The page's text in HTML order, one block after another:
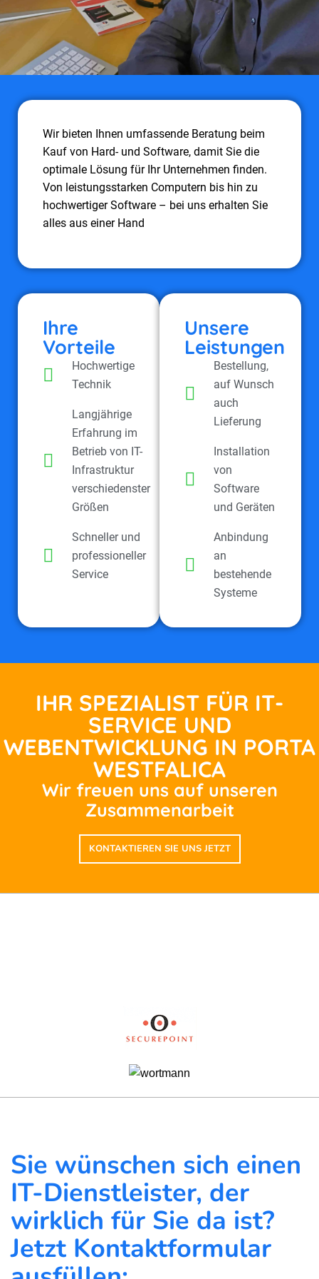
Wir bieten Ihnen umfassende Beratung beim
Kauf von Hard- und Software, damit Sie die
optimale Lösung für Ihr Unternehmen finden.
Von leistungsstarken Computern bis hin zu
hochwertiger Software – bei uns erhalten Sie
alles aus einer Hand
Ihre
Vorteile
Hochwertige
Technik
Langjährige
Erfahrung im
Betrieb von IT-
Infrastruktur
verschiedenster
Größen
Schneller und
professioneller
Service
Unsere
Leistungen
Bestellung,
auf Wunsch
auch
Lieferung
Installation
von
Software
und Geräten
Anbindung
an
bestehende
Systeme
IHR SPEZIALIST FÜR IT-
SERVICE UND
WEBENTWICKLUNG IN PORTA
WESTFALICA
Wir freuen uns auf unseren
Zusammenarbeit
KONTAKTIEREN SIE UNS JETZT
Sie wünschen sich einen
IT-Dienstleister, der
wirklich für Sie da ist?
Jetzt Kontaktformular